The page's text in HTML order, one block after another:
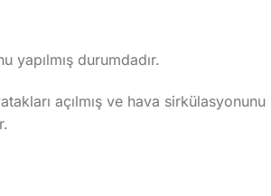
yapılmış durumdadır.
açılmış ve hava sirkülasyonunu